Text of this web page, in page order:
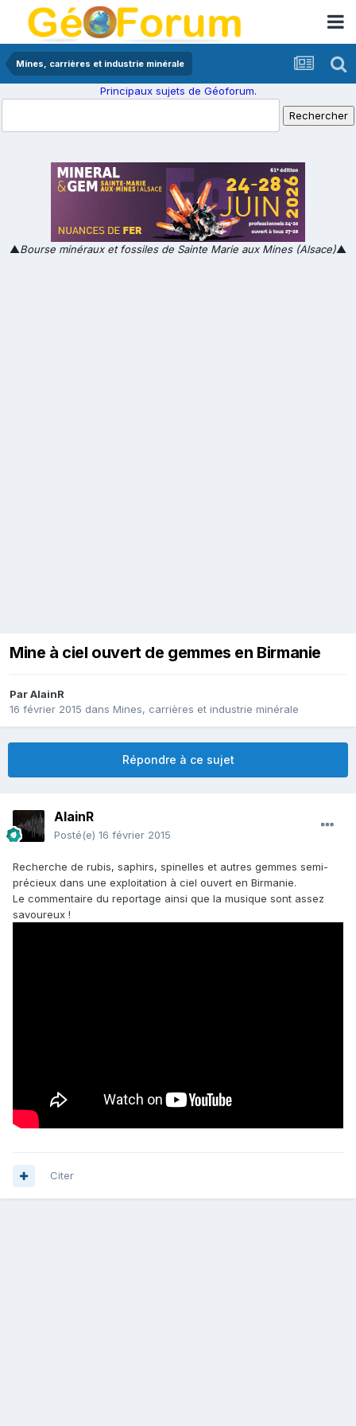
Mines, carrières et industrie minérale
Principaux sujets de Géoforum.
▲Bourse minéraux et fossiles de Sainte Marie aux Mines (Alsace)▲
Mine à ciel ouvert de gemmes en Birmanie
ParAlainR
16 février 2015 dans Mines, carrières et industrie minérale
Répondre à ce sujet
AlainR
Posté(e) 16 février 2015
Recherche de rubis, saphirs, spinelles et autres gemmes semi-
précieux dans une exploitation à ciel ouvert en Birmanie.
Le commentaire du reportage ainsi que la musique sont assez
savoureux !
Citer